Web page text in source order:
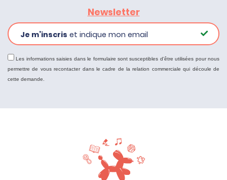
Newsletter
Je m’inscris et indique mon email
Les informations saisies dans le formulaire sont susceptibles d'être utilisées pour nous
permettre de vous recontacter dans le cadre de la relation commerciale qui découle de
cette demande.